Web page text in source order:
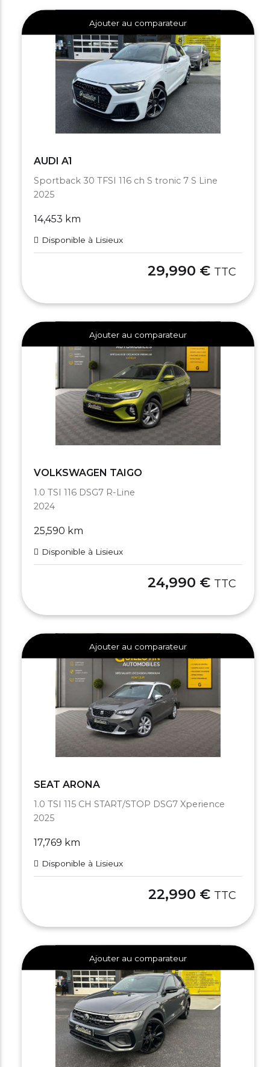
Ajouter au comparateur
AUDI A1
Sportback 30 TFSI 116 ch S tronic 7 S Line
2025
14,453 km
Disponible à Lisieux
29,990 € TTC
Ajouter au comparateur
VOLKSWAGEN TAIGO
1.0 TSI 116 DSG7 R-Line
2024
25,590 km
Disponible à Lisieux
24,990 € TTC
Ajouter au comparateur
SEAT ARONA
1.0 TSI 115 CH START/STOP DSG7 Xperience
2025
17,769 km
Disponible à Lisieux
22,990 € TTC
Ajouter au comparateur